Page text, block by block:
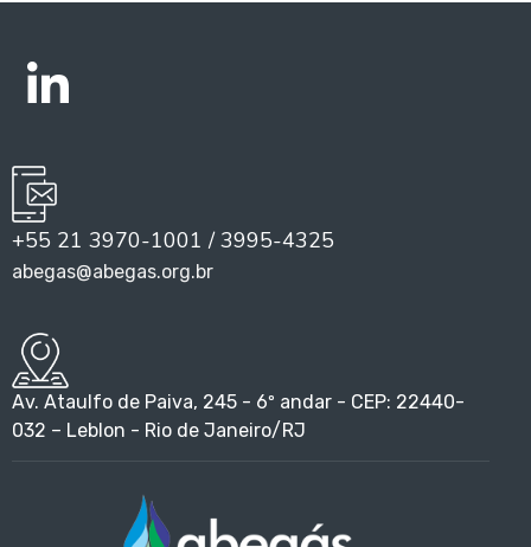
+55 21 3970-1001 / 3995-4325
abegas@abegas.org.br
Av. Ataulfo de Paiva, 245 - 6º andar - CEP: 22440-
032 – Leblon - Rio de Janeiro/RJ